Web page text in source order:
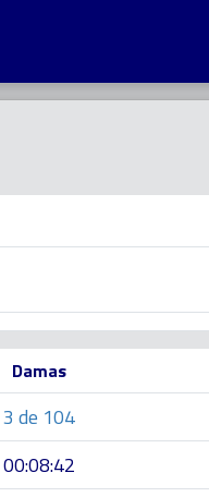
Damas
3 de 104
00:08:42